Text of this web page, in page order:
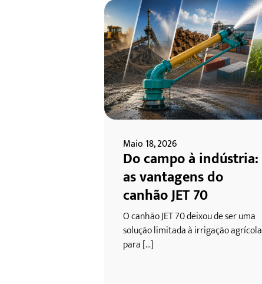
Maio 18, 2026
Do campo à indústria:
as vantagens do
canhão JET 70
O canhão JET 70 deixou de ser uma
solução limitada à irrigação agrícola
para [...]